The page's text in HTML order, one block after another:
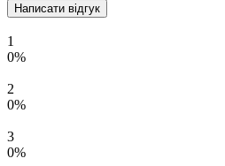
Написати відгук
1
0%
2
0%
3
0%